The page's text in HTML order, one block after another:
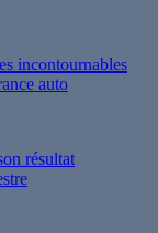
incontournables
auto
résultat